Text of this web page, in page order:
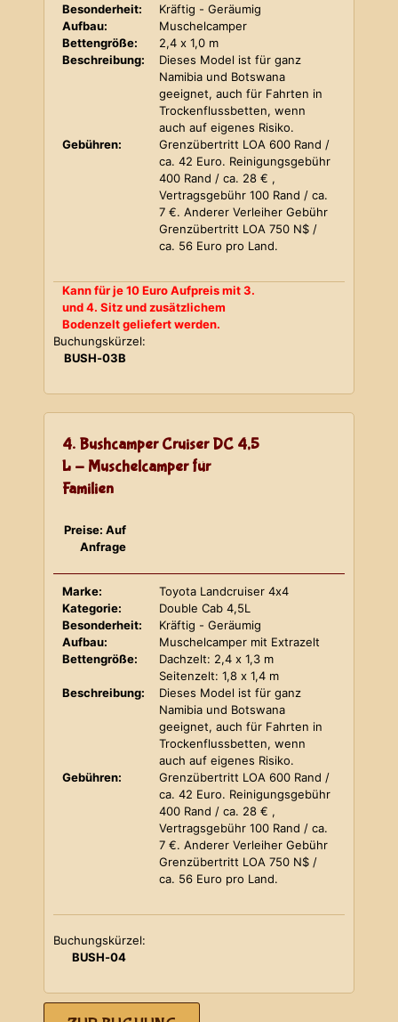
Besonderheit:
Kräftig - Geräumig
Aufbau:
Muschelcamper
Bettengröße:
2,4 x 1,0 m
Beschreibung:
Dieses Model ist für ganz
Namibia und Botswana
geeignet, auch für Fahrten in
Trockenflussbetten, wenn
auch auf eigenes Risiko.
Gebühren:
Grenzübertritt LOA 600 Rand /
ca. 42 Euro. Reinigungsgebühr
400 Rand / ca. 28 € ,
Vertragsgebühr 100 Rand / ca.
7 €. Anderer Verleiher Gebühr
Grenzübertritt LOA 750 N$ /
ca. 56 Euro pro Land.
Kann für je 10 Euro Aufpreis mit 3.
und 4. Sitz und zusätzlichem
Bodenzelt geliefert werden.
Buchungskürzel:
BUSH-03B
4. Bushcamper Cruiser DC 4,5
L - Muschelcamper für
Familien
Preise: Auf
Anfrage
Marke:
Toyota Landcruiser 4x4
Kategorie:
Double Cab 4,5L
Besonderheit:
Kräftig - Geräumig
Aufbau:
Muschelcamper mit Extrazelt
Bettengröße:
Dachzelt: 2,4 x 1,3 m
Seitenzelt: 1,8 x 1,4 m
Beschreibung:
Dieses Model ist für ganz
Namibia und Botswana
geeignet, auch für Fahrten in
Trockenflussbetten, wenn
auch auf eigenes Risiko.
Gebühren:
Grenzübertritt LOA 600 Rand /
ca. 42 Euro. Reinigungsgebühr
400 Rand / ca. 28 € ,
Vertragsgebühr 100 Rand / ca.
7 €. Anderer Verleiher Gebühr
Grenzübertritt LOA 750 N$ /
ca. 56 Euro pro Land.
Buchungskürzel:
BUSH-04